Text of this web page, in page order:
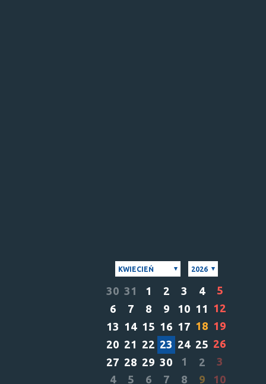
KWIECIEŃ 2026
30 31 1 2 3 4
5
6
7 8 9 10 11 12
13 14 15 16 17 18 19
20 21 22 23 24 25 26
27 28 29 30 1 2
3
4
5 6 7 8 9 10